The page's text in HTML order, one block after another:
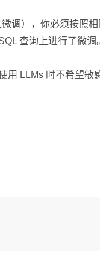
调），你必须按照相
查询上进行了微
LLMs 时不希望敏